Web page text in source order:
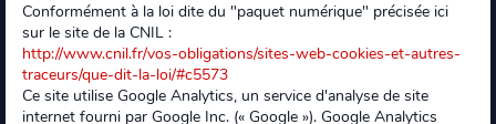
Conformément à la loi dite du "paquet numérique" précisée ici
sur le site de la CNIL :
http://www.cnil.fr/vos-obligations/sites-web-cookies-et-autres-
traceurs/que-dit-la-loi/#c5573
Ce site utilise Google Analytics, un service d'analyse de site
internet fourni par Google Inc. (« Google »). Google Analytics